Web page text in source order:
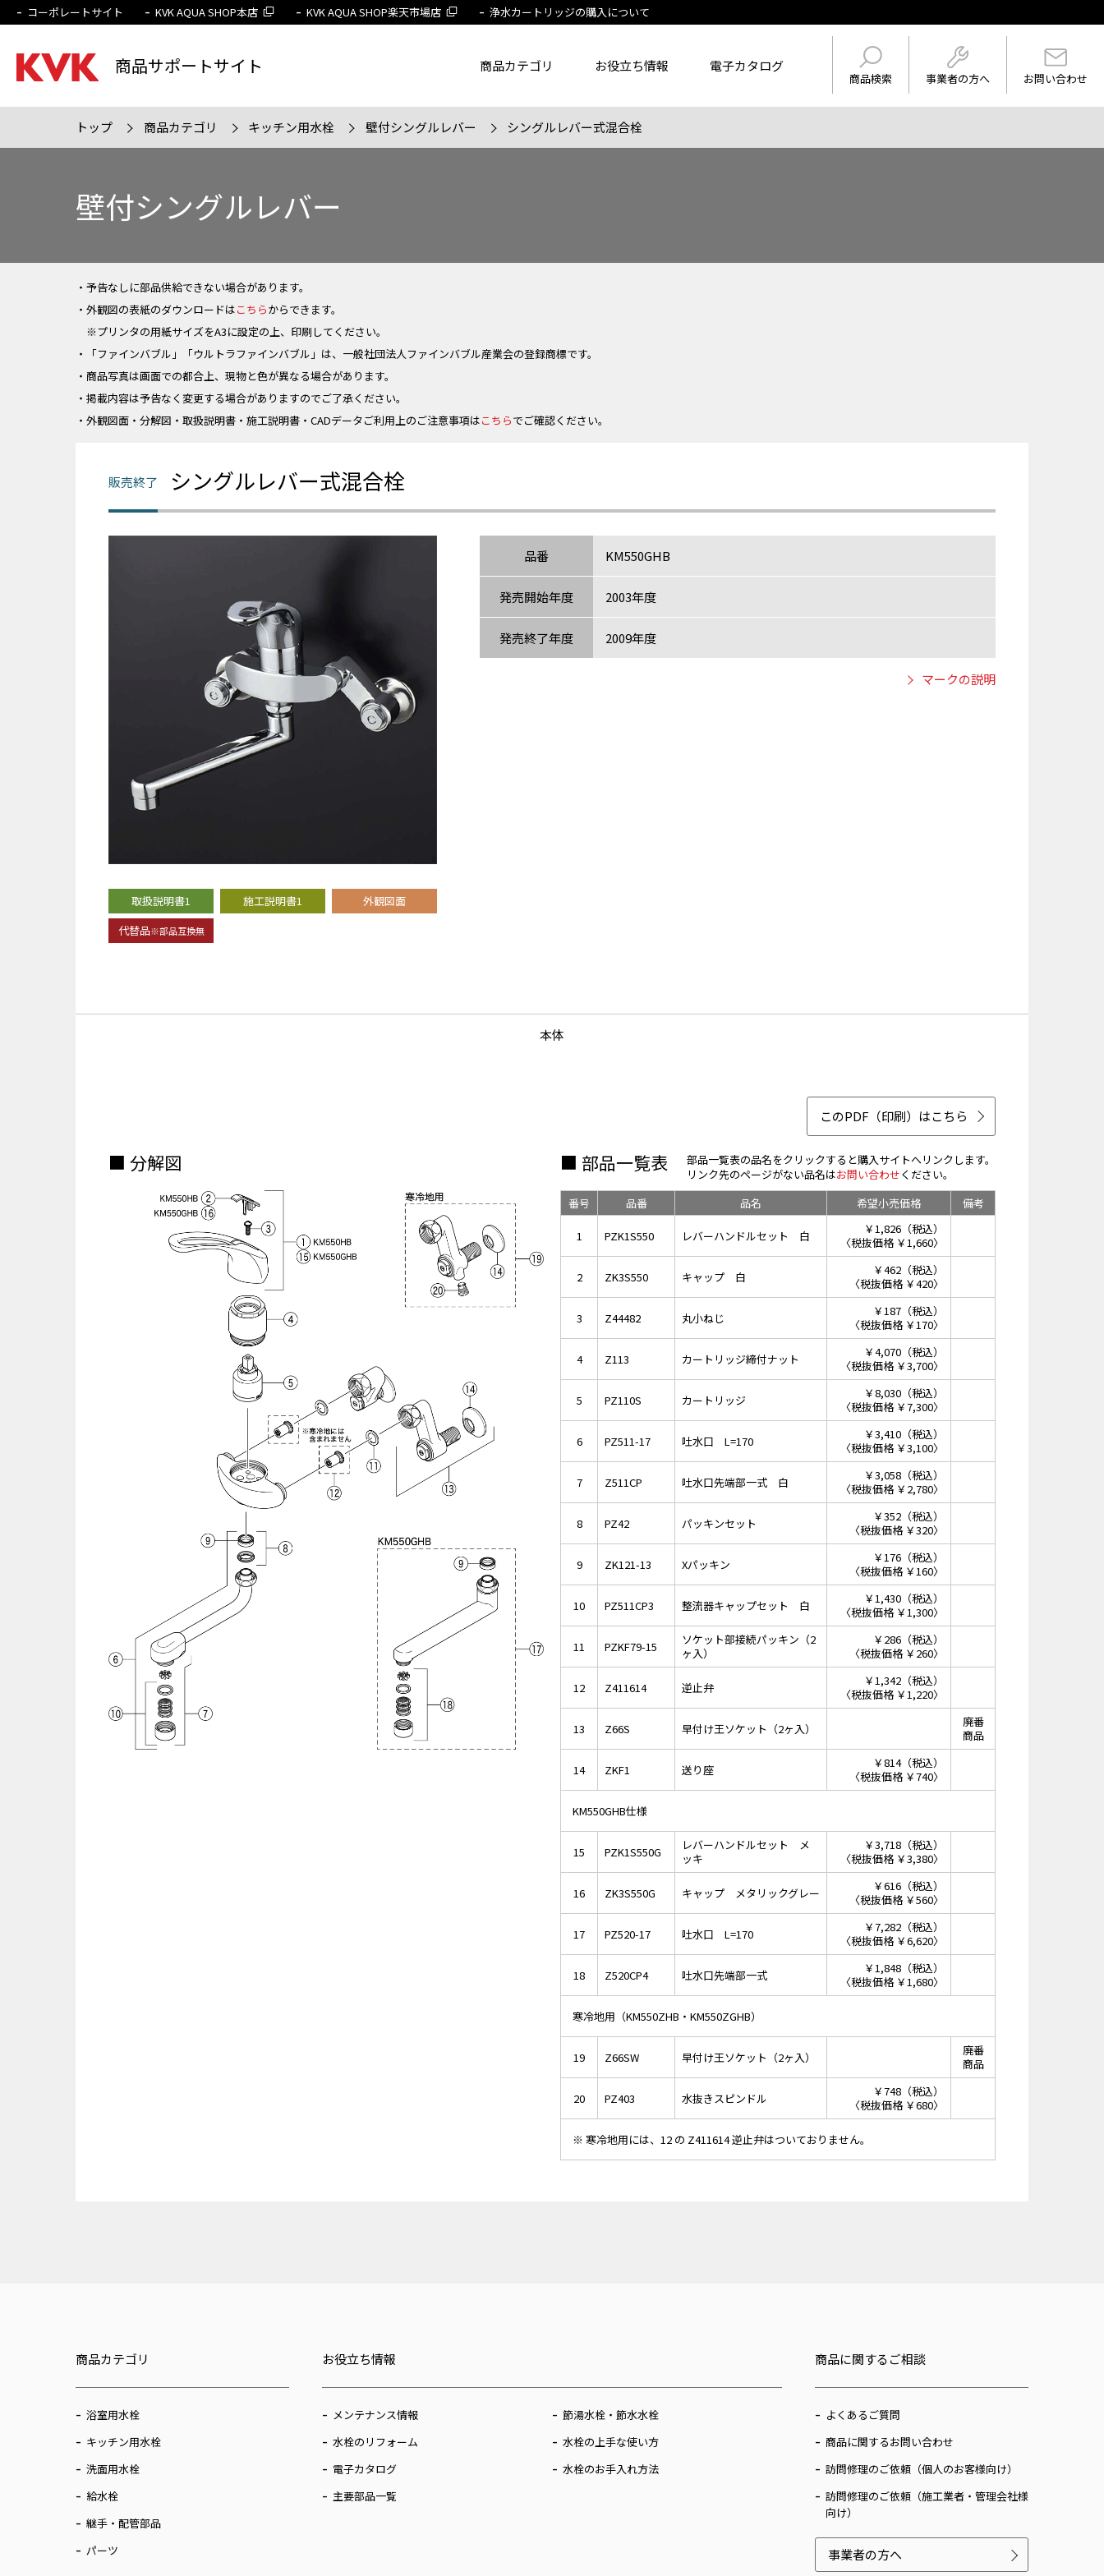
商品サポートサイト
商品検索 事業者の方へ お問い合わせ
販売終了品を除く 節湯水栓製品だけを表示
商品カテゴリ お役立ち情報 電子カタログ
コーポレートサイト KVK AQUA SHOP本店 KVK AQUA SHOP楽天市場店 浄水カートリッジの購入について
トップ 商品カテゴリ キッチン用水栓 壁付シングルレバー シングルレバー式混合栓
壁付シングルレバー
・予告なしに部品供給できない場合があります。
・外観図の表紙のダウンロードはこちらからできます。
※プリンタの用紙サイズをA3に設定の上、印刷してください。
・「ファインバブル」「ウルトラファインバブル」は、一般社団法人ファインバブル産業会の登録商標です。
・商品写真は画面での都合上、現物と色が異なる場合があります。
・掲載内容は予告なく変更する場合がありますのでご了承ください。
・外観図面・分解図・取扱説明書・施工説明書・CADデータご利用上のご注意事項はこちらでご確認ください。
シングルレバー式混合栓
取扱説明書1 施工説明書1
外観図面
代替品※部品互換無
品番 KM550GHB
発売開始年度 2003年度
発売終了年度 2009年度
マークの説明
本体
このPDF（印刷）はこちら
■ 分解図 ■ 部品一覧表
部品一覧表の品名をクリックすると購入サイトへリンクします。
リンク先のページがない品名はお問い合わせください。
番号
品番 品名 希望小売価格 備考
1 PZK1S550 レバーハンドルセット 白
￥1,826（税込）
〈税抜価格 ￥1,660〉
2 ZK3S550 キャップ 白
￥462（税込）
〈税抜価格 ￥420〉
3 Z44482 丸小ねじ
￥187（税込）
〈税抜価格 ￥170〉
4 Z113 カートリッジ締付ナット
￥4,070（税込）
〈税抜価格 ￥3,700〉
5 PZ110S カートリッジ
￥8,030（税込）
〈税抜価格 ￥7,300〉
6 PZ511-17 吐水口 L=170
￥3,410（税込）
〈税抜価格 ￥3,100〉
7 Z511CP 吐水口先端部一式 白
￥3,058（税込）
〈税抜価格 ￥2,780〉
8 PZ42 パッキンセット
￥352（税込）
〈税抜価格 ￥320〉
9 ZK121-13 Xパッキン
￥176（税込）
〈税抜価格 ￥160〉
10 PZ511CP3 整流器キャップセット 白
￥1,430（税込）
〈税抜価格 ￥1,300〉
11 PZKF79-15
ソケット部接続パッキン（2
ヶ入）
￥286（税込）
〈税抜価格 ￥260〉
12 Z411614 逆止弁
￥1,342（税込）
〈税抜価格 ￥1,220〉
13 Z66S 早付け王ソケット（2ヶ入）
廃番
商品
14 ZKF1 送り座
￥814（税込）
〈税抜価格 ￥740〉
KM550GHB仕様
15 PZK1S550G
レバーハンドルセット メ
ッキ
￥3,718（税込）
〈税抜価格 ￥3,380〉
16 ZK3S550G キャップ メタリックグレー
￥616（税込）
〈税抜価格 ￥560〉
17 PZ520-17 吐水口 L=170
￥7,282（税込）
〈税抜価格 ￥6,620〉
18 Z520CP4 吐水口先端部一式
￥1,848（税込）
〈税抜価格 ￥1,680〉
寒冷地用（KM550ZHB・KM550ZGHB）
19 Z66SW 早付け王ソケット（2ヶ入）
廃番
商品
20 PZ403 水抜きスピンドル
￥748（税込）
〈税抜価格 ￥680〉
※ 寒冷地用には、12 の Z411614 逆止弁はついておりません。
商品カテゴリ
浴室用水栓
キッチン用水栓
洗面用水栓
給水栓
継手・配管部品
パーツ
お役立ち情報
メンテナンス情報
節湯水栓・節水水栓
水栓のリフォーム
水栓の上手な使い方
電子カタログ
水栓のお手入れ方法
主要部品一覧
商品に関するご相談
よくあるご質問
商品に関するお問い合わせ
訪問修理のご依頼（個人のお客様向け）
訪問修理のご依頼（施工業者・管理会社様
向け）
事業者の方へ